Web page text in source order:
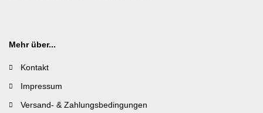
Mehr über...
Kontakt
Impressum
Versand- & Zahlungsbedingungen